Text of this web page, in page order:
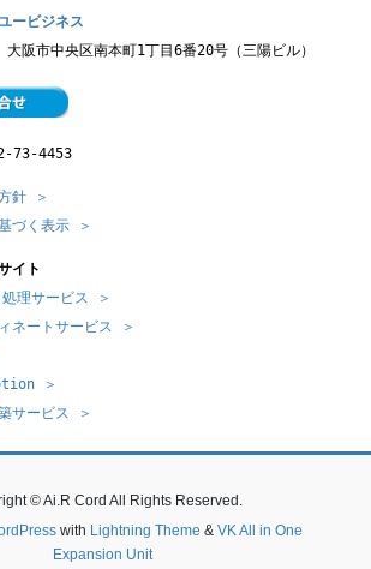
ービジネス
阪市中央区南本町1丁目6番20号（三陽ビル）
73-4453
針 ＞
づく表示 ＞
イト
処理サービス ＞
ネートサービス ＞
＞
サービス ＞
© Ai.R Cord All Rights Reserved.
with Lightning Theme & VK All in One
Expansion Unit